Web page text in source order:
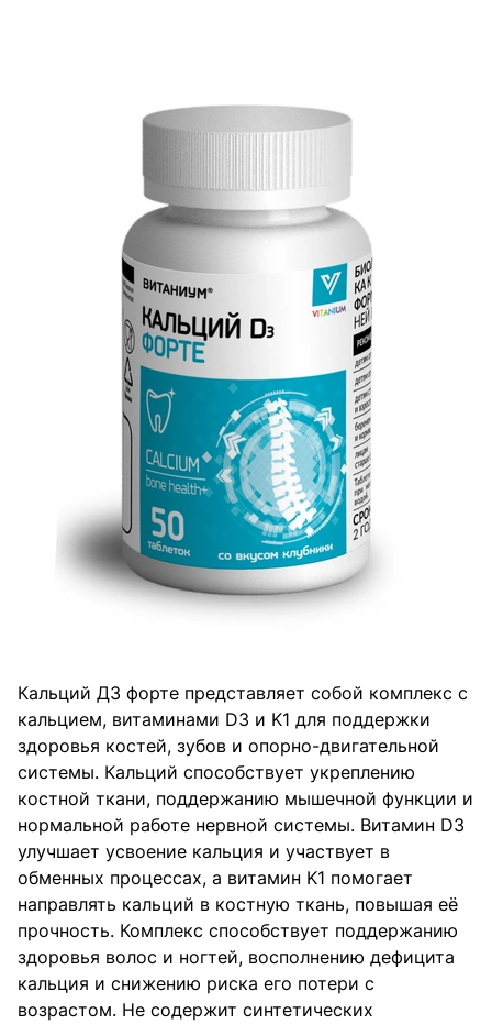
Кальций Д3 форте представляет собой комплекс с
кальцием, витаминами D3 и K1 для поддержки
здоровья костей, зубов и опорно-двигательной
системы. Кальций способствует укреплению
костной ткани, поддержанию мышечной функции и
нормальной работе нервной системы. Витамин D3
улучшает усвоение кальция и участвует в
обменных процессах, а витамин K1 помогает
направлять кальций в костную ткань, повышая её
прочность. Комплекс способствует поддержанию
здоровья волос и ногтей, восполнению дефицита
кальция и снижению риска его потери с
возрастом. Не содержит синтетических